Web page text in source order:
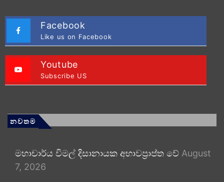
Facebook
Like us on Facebook
Youtube
Subscribe US
නවතම
මහාචාර්ය විමල් දිසානායක අභාවප්‍රාප්ත වේ August
7, 2026